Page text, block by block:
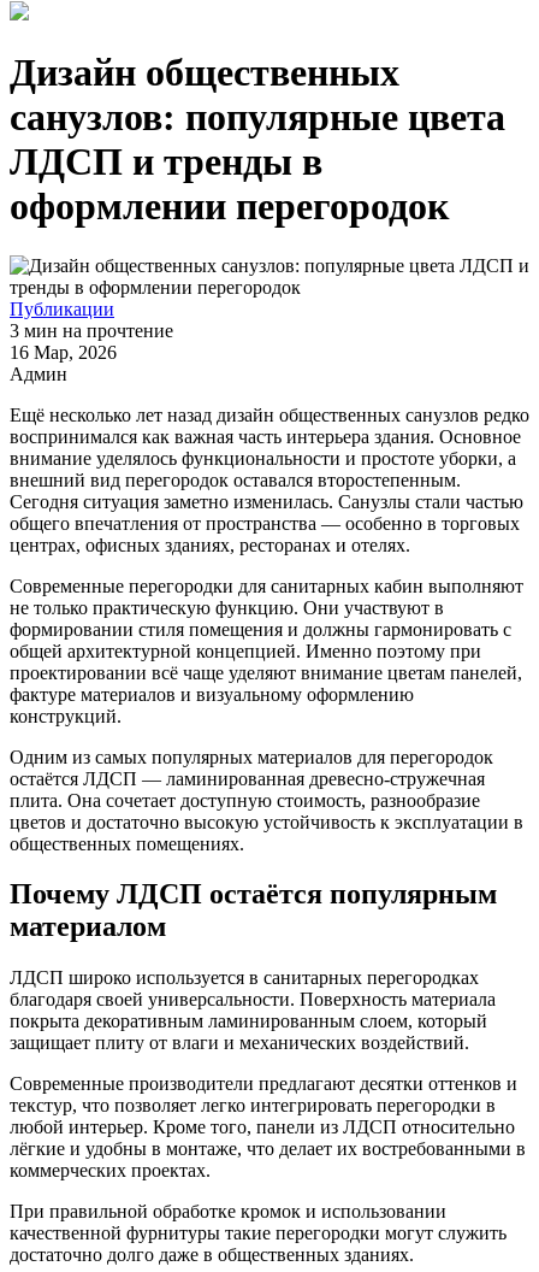
Дизайн общественных
санузлов: популярные цвета
ЛДСП и тренды в
оформлении перегородок
Публикации
3 мин на прочтение
16 Мар, 2026
Админ
Ещё несколько лет назад дизайн общественных санузлов редко
воспринимался как важная часть интерьера здания. Основное
внимание уделялось функциональности и простоте уборки, а
внешний вид перегородок оставался второстепенным.
Сегодня ситуация заметно изменилась. Санузлы стали частью
общего впечатления от пространства — особенно в торговых
центрах, офисных зданиях, ресторанах и отелях.
Современные перегородки для санитарных кабин выполняют
не только практическую функцию. Они участвуют в
формировании стиля помещения и должны гармонировать с
общей архитектурной концепцией. Именно поэтому при
проектировании всё чаще уделяют внимание цветам панелей,
фактуре материалов и визуальному оформлению
конструкций.
Одним из самых популярных материалов для перегородок
остаётся ЛДСП — ламинированная древесно-стружечная
плита. Она сочетает доступную стоимость, разнообразие
цветов и достаточно высокую устойчивость к эксплуатации в
общественных помещениях.
Почему ЛДСП остаётся популярным
материалом
ЛДСП широко используется в санитарных перегородках
благодаря своей универсальности. Поверхность материала
покрыта декоративным ламинированным слоем, который
защищает плиту от влаги и механических воздействий.
Современные производители предлагают десятки оттенков и
текстур, что позволяет легко интегрировать перегородки в
любой интерьер. Кроме того, панели из ЛДСП относительно
лёгкие и удобны в монтаже, что делает их востребованными в
коммерческих проектах.
При правильной обработке кромок и использовании
качественной фурнитуры такие перегородки могут служить
достаточно долго даже в общественных зданиях.